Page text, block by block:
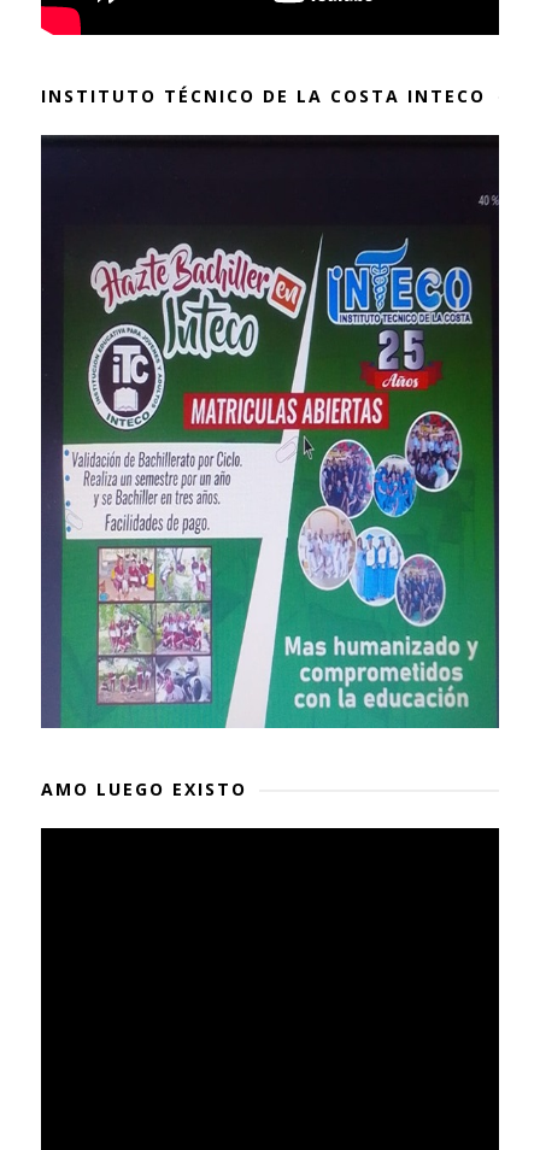
INSTITUTO TÉCNICO DE LA COSTA INTECO
AMO LUEGO EXISTO